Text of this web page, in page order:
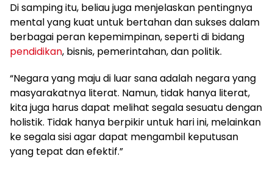
Di samping itu, beliau juga menjelaskan pentingnya
mental yang kuat untuk bertahan dan sukses dalam
berbagai peran kepemimpinan, seperti di bidang
pendidikan, bisnis, pemerintahan, dan politik.
“Negara yang maju di luar sana adalah negara yang
masyarakatnya literat. Namun, tidak hanya literat,
kita juga harus dapat melihat segala sesuatu dengan
holistik. Tidak hanya berpikir untuk hari ini, melainkan
ke segala sisi agar dapat mengambil keputusan
yang tepat dan efektif.”